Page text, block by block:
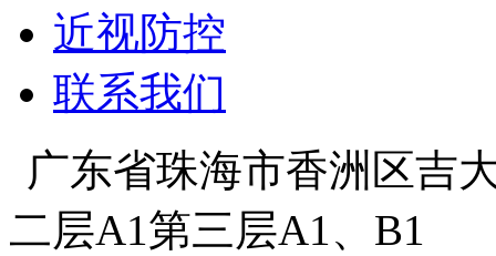
近视防控
联系我们
广东省珠海市香洲区吉
二层A1第三层A1、B1